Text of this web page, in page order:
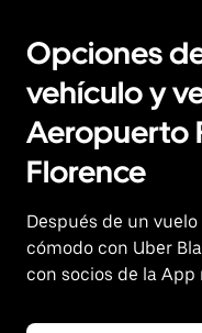
Opciones
vehículo y
Aeropuerto
Florence
Después de un
cómodo con Uber
con socios de la